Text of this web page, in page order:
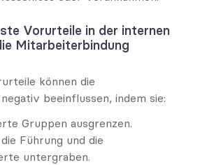
Vorurteile in der internen
Mitarbeiterbindung
können die
beeinflussen, indem sie:
Gruppen ausgrenzen.
Führung und die
untergraben.